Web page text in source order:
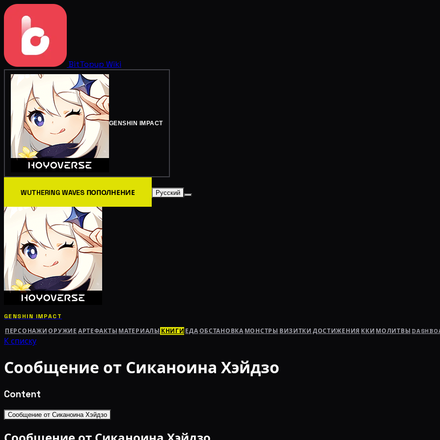
BitTopup Wiki
GENSHIN IMPACT
WUTHERING WAVES ПОПОЛНЕНИЕ Русский
GENSHIN IMPACT
ПЕРСОНАЖИ ОРУЖИЕ АРТЕФАКТЫ МАТЕРИАЛЫ КНИГИ ЕДАОБСТАНОВКА МОНСТРЫ ВИЗИТКИ ДОСТИЖЕНИЯ ККИ МОЛИТВЫ
К списку
Сообщение от Сиканоина Хэйдзо
Content
Сообщение от Сиканоина Хэйдзо